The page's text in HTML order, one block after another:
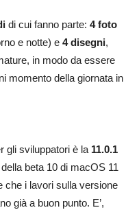
di cui fanno parte: 4 foto
e notte) e 4 disegni,
in modo da essere
momento della giornata in
gli sviluppatori è la 11.0.1
beta 10 di macOS 11
che i lavori sulla versione
già a buon punto. E’,